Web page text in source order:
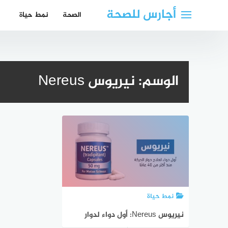
أجارس للصحة الصحة نمط حياة
الوسم:نيريوس Nereus
نمط حياة
نيريوس Nereus: أول دواء لدوار